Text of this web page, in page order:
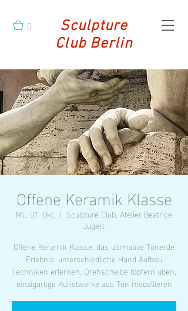
0
Sculpture
Club Berlin
Offene Keramik Klasse
Mi., 01. Okt.
  |
Sculpture Club, Atelier Beatrice
Jugert
Offene Keramik Klasse, das ultimative Tonerde
Erlebnis: unterschiedliche Hand Aufbau
Techniken erlernen, Drehscheibe töpfern üben,
einzigartige Kunstwerke aus Ton modellieren